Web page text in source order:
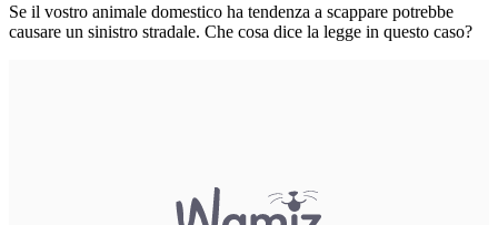
Se il vostro animale domestico ha tendenza a scappare potrebbe
causare un sinistro stradale. Che cosa dice la legge in questo caso?